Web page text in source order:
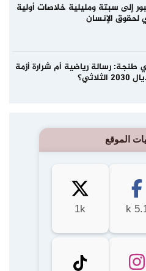
إلى سبتة ومليلية خلاصات أولية
الإنسان
طنجة: رسالة رياضية أم شرارة أزمة
الموقع
5.1
1k